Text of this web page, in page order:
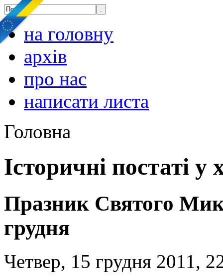
на головну
архів
про нас
написати листа
Головна
Історичні постаті у
Празник Святого
грудня
Четвер, 15 грудня 2011,